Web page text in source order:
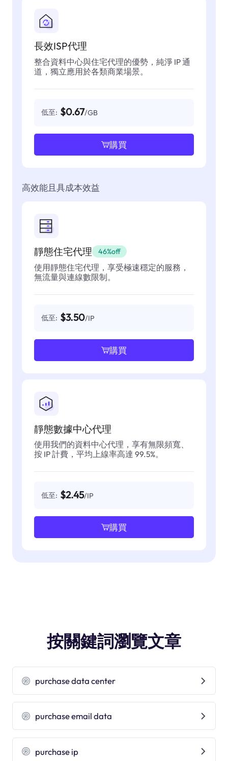
長效ISP代理
整合資料中心與住宅代理的優勢，純淨 IP 通
道，獨立應用於各類商業場景。
低至: $0.67/GB
購買
高效能且具成本效益
靜態住宅代理 46%off
使用靜態住宅代理，享受極速穩定的服務，
無流量與連線數限制。
低至: $3.50/IP
購買
靜態數據中心代理
使用我們的資料中心代理，享有無限頻寬、
按 IP 計費，平均上線率高達 99.5%。
低至: $2.45/IP
購買
按關鍵詞瀏覽文章
purchase data center
purchase email data
purchase ip